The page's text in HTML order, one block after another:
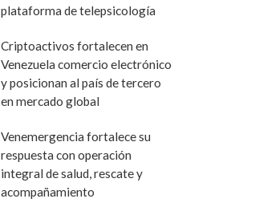
plataforma de telepsicología
Criptoactivos fortalecen en
Venezuela comercio electrónico
y posicionan al país de tercero
en mercado global
Venemergencia fortalece su
respuesta con operación
integral de salud, rescate y
acompañamiento